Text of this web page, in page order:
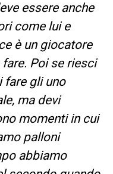
essere anche
come lui e
è un giocatore
Poi se riesci
fare gli uno
ma devi
momenti in cui
palloni
abbiamo